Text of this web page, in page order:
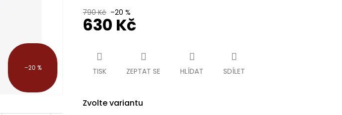
–20 %
790 Kč –20 %
630 Kč
Zvolte variantu
TISK ZEPTAT SE HLÍDAT SDÍLET